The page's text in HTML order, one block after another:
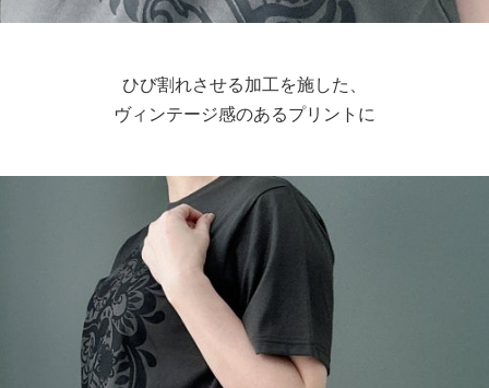
ひび割れさせる加工を施した、
ヴィンテージ感のあるプリントに